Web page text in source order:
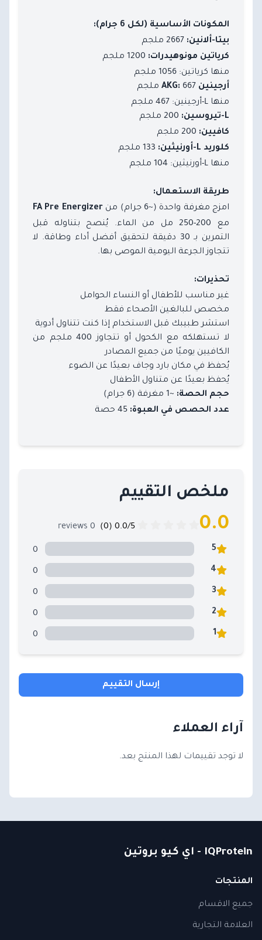
المكونات الأساسية (لكل 6 جرام):
بيتا-ألانين:
كرياتين مونوهيدرات:
منها كرياتين: 1056 ملجم
أرجينين AKG: 667 ملجم
منها L-أرجينين: 467 ملجم
L-تيروسين:
كافيين:
كلوريد L-أورنيثين:
منها L-أورنيثين: 104 ملجم
طريقة الاستعمال:
امزج مغرفة واحدة (~6 جرام) من FA Pre Energizer
مع 200-250 مل من الماء. يُنصح بتناوله قبل
التمرين بـ 30 دقيقة لتحقيق أفضل أداء وطاقة. لا
تتجاوز الجرعة اليومية الموصى بها.
تحذيرات:
غير مناسب للأطفال أو النساء الحوامل
مخصص للبالغين الأصحاء فقط
استشر طبيبك قبل الاستخدام إذا كنت تتناول أدوية
لا تستهلكه مع الكحول أو تتجاوز 400 ملجم من
الكافيين يوميًا من جميع المصادر
يُحفظ في مكان بارد وجاف بعيدًا عن الضوء
يُحفظ بعيدًا عن متناول الأطفال
حجم الحصة: ~1 مغرفة (6 جرام)
عدد الحصص في العبوة:
ملخص التقييم
0.0
0 reviews
5
0
4
0
3
0
2
0
1
0
إرسال التقييم
آراء العملاء
لا توجد تقييمات لهذا المنتج بعد.
IQProtein - اي كيو بروتين
المنتجات
جميع الاقسام
العلامة التجارية